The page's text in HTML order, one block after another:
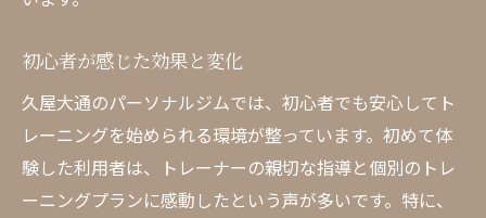
初心者が感じた効果と変化
久屋大通のパーソナルジムでは、初心者でも安心してト
レーニングを始められる環境が整っています。初めて体
験した利用者は、トレーナーの親切な指導と個別のトレ
ーニングプランに感動したという声が多いです。特に、